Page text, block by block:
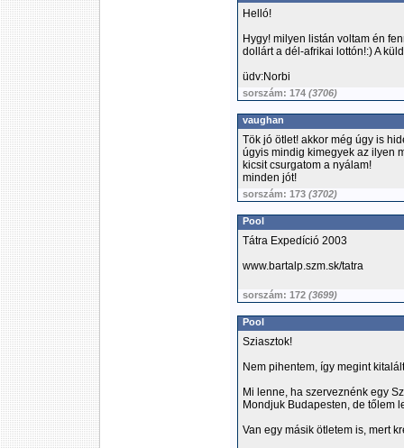
Helló!
Hygy! milyen listán voltam én
dollárt a dél-afrikai lottón!:) A
üdv:Norbi
sorszám: 174 (3706)
vaughan
Tök jó ötlet! akkor még úgy is
úgyis mindig kimegyek az ilyen
kicsit csurgatom a nyálam!
minden jót!
sorszám: 173 (3702)
Pool
Tátra Expedíció 2003
www.bartalp.szm.sk/tatra
sorszám: 172 (3699)
Pool
Sziasztok!
Nem pihentem, így megint
Mi lenne, ha szerveznénk egy
Mondjuk Budapesten, de tőlem
Van egy másik ötletem is, mert